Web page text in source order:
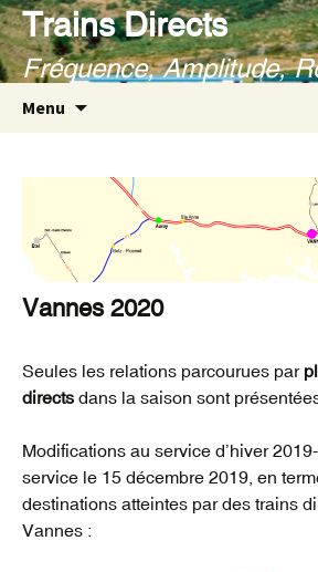
Aller
au
contenu
Trains Directs
Fréquence, Amplitude,
Menu
Vannes 2020
Seules les relations parcourues par
directs dans la saison sont
Modifications au service d’hiver
service le 15 décembre 2019, en
destinations atteintes par des trains
Vannes :